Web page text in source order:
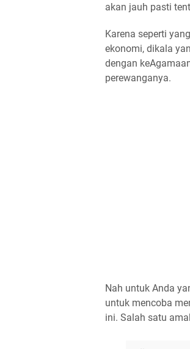
akan jauh pasti
Karena seperti
ekonomi, dikala
dengan
perewanganya.
Nah untuk Anda
untuk mencoba
ini. Salah satu